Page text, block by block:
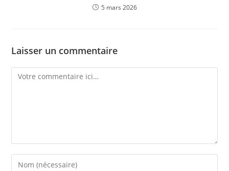
5 mars 2026
Laisser un commentaire